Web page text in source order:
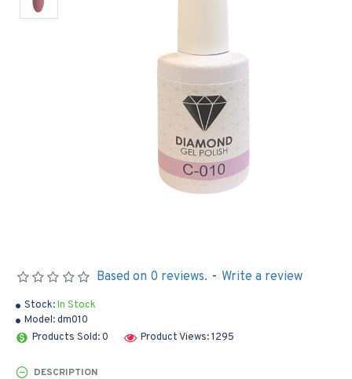
Stock:In Stock
Model:dm010
Products Sold: 0
Product Views: 1295
Based on 0 reviews. - Write a review
DESCRIPTION